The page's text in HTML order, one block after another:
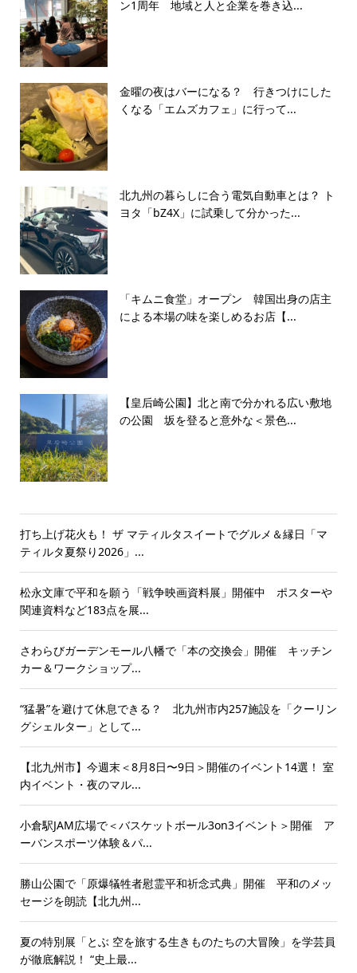
ン1周年 地域と人と企業を巻き込...
金曜の夜はバーになる？ 行きつけにした
くなる「エムズカフェ」に行って...
北九州の暮らしに合う電気自動車とは？ ト
ヨタ「bZ4X」に試乗して分かった...
「キムニ食堂」オープン 韓国出身の店主
による本場の味を楽しめるお店【...
【皇后崎公園】北と南で分かれる広い敷地
の公園 坂を登ると意外な＜景色...
打ち上げ花火も！ ザ マティルタスイートでグルメ＆縁日「マ
ティルタ夏祭り2026」...
松永文庫で平和を願う「戦争映画資料展」開催中 ポスターや
関連資料など183点を展...
さわらびガーデンモール八幡で「本の交換会」開催 キッチン
カー＆ワークショップ...
“猛暑”を避けて休息できる？ 北九州市内257施設を「クーリン
グシェルター」として...
【北九州市】今週末＜8月8日〜9日＞開催のイベント14選！ 室
内イベント・夜のマル...
小倉駅JAM広場で＜バスケットボール3on3イベント＞開催 ア
ーバンスポーツ体験＆パ...
勝山公園で「原爆犠牲者慰霊平和祈念式典」開催 平和のメッ
セージを朗読【北九州...
夏の特別展「とぶ 空を旅する生きものたちの大冒険」を学芸員
が徹底解説！ “史上最...